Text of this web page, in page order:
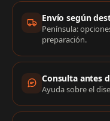
Información
Envío según
Península:
preparación.
Consulta antes
Ayuda sobre el